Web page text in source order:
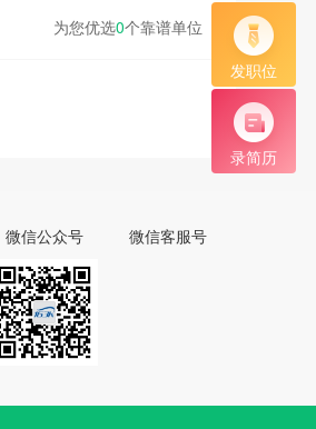
发职位
录简历
为您优选0个靠谱单位
微信公众号 微信客服号